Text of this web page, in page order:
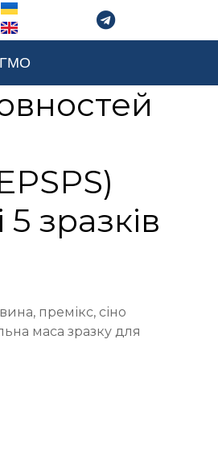
ГМО
зразків
премікс, сіно
маса зразку для